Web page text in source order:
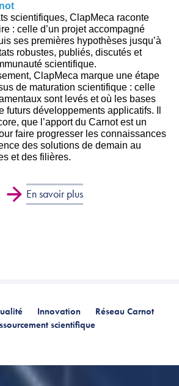
scientifiques, ClapMeca raconte
: celle d’un projet accompagné
ses premières hypothèses jusqu’à
robustes, publiés, discutés et
scientifique.
ClapMeca marque une étape
de maturation scientifique : celle
sont levés et où les bases
futurs développements applicatifs. Il
que l’apport du Carnot est un
faire progresser les connaissances
des solutions de demain au
et des filières.
En savoir plus
Innovation
Réseau Carnot
scientifique